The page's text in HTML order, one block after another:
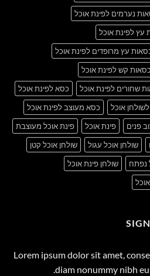
נערמים לפינת אוכל
עץ לפינת אוכל
עץ מרופדים לפינת אוכל
כסאות קש לפינת אוכל
שחורים לפינת אוכל
כסא לפינת אוכל
אוכל
כסא מעוצב לפינת אוכל
פנים פינת אוכל
פינת אוכל מעוצבת
שולחן אוכל עגול
שולחן אוכל קטן
נפתח
שולחן פינת אוכל
Lorem ipsum dolor sit amet,
diam nonummy nibh